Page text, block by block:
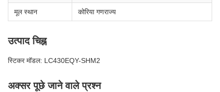
मूल स्थान कोरिया गणराज्य
उत्पाद चिह्न
स्टिकर मॉडल: LC430EQY-SHM2
अक्सर पूछे जाने वाले प्रश्न